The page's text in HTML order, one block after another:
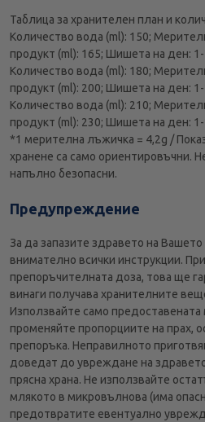
Таблица за хранителен план и
Количество вода (ml): 150;
продукт (ml): 165; Шишета на ден: 1-
Количество вода (ml): 180;
продукт (ml): 200; Шишета на ден: 1-
Количество вода (ml): 210;
продукт (ml): 230; Шишета на ден: 1-
*1 мерителна лъжичка = 4,2g /
хранене са само ориентировъчни.
напълно безопасни.
Предупреждение
За да запазите здравето на
внимателно всички инструкции.
препоръчителната доза, това ще
винаги получава хранителните
Използвайте само
променяйте пропорциите на прах,
препоръка. Неправилното
доведат до увреждане на
прясна храна. Не използвайте
млякото в микровълнова (има
предотвратите евентуално